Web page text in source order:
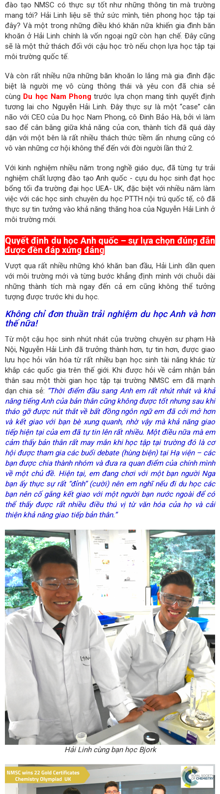
đào tạo NMSC có thực sự tốt như những thông tin mà trường
mang tới? Hải Linh liệu sẽ thử sức mình, tiên phong học tập tại
đây? Và một trong những điều khó khăn nữa khiến gia đình băn
khoăn ở Hải Linh chính là vốn ngoại ngữ còn hạn chế. Đây cũng
sẽ là một thử thách đối với cậu học trò nếu chọn lựa học tập tại
môi trường quốc tế.
Và còn rất nhiều nữa những băn khoăn lo lắng mà gia đình đặc
biệt là người mẹ vô cùng thông thái và yêu con đã chia sẻ
cùng Du học Nam Phong trước lựa chọn mang tính quyết định
tương lai cho Nguyễn Hải Linh. Đây thực sự là một “case” cân
não với CEO của Du học Nam Phong, cô Đinh Bảo Hà, bởi vì làm
sao để cân bằng giữa khả năng của con, thành tích đã quá dày
dặn với một bên là rất nhiều thách thức tiềm ẩn nhưng cũng có
vô vàn những cơ hội không thể đến với đời người lần thứ 2.
Với kinh nghiệm nhiều năm trong nghề giáo dục, đã từng tự trải
nghiệm chất lượng đào tạo Anh quốc - cựu du học sinh đạt học
bổng tối đa trường đại học UEA- UK, đặc biệt với nhiều năm làm
việc với các học sinh chuyên du học PTTH nội trú quốc tế, cô đã
thực sự tin tưởng vào khả năng thăng hoa của Nguyễn Hải Linh ở
môi trường mới.
Quyết định du học Anh quốc – sự lựa chọn đúng đắn
được đền đáp xứng đáng
Vượt qua rất nhiều những khó khăn ban đầu, Hải Linh dần quen
với môi trường mới và từng bước khẳng định mình với chuỗi dài
những thành tích mà ngay đến cả em cũng không thể tưởng
tượng được trước khi du học.
Không chỉ đơn thuần trải nghiệm du học Anh và hơn
thế nữa!
Từ một cậu học sinh nhút nhát của trường chuyên sư phạm Hà
Nội, Nguyễn Hải Linh đã trưởng thành hơn, tự tin hơn, được giao
lưu học hỏi văn hóa từ rất nhiều bạn học sinh tài năng khác từ
khắp các quốc gia trên thế giới. Khi được hỏi về cảm nhận bản
thân sau một thời gian học tập tại trường NMSC em đã mạnh
dạn chia sẻ: “Thời điểm đầu sang Anh em rất nhút nhát và khả
năng tiếng Anh của bản thân cũng không được tốt nhưng sau khi
tháo gỡ được nút thắt về bất đồng ngôn ngữ em đã cởi mở hơn
và kết giao với bạn bè xung quanh, nhờ vậy mà khả năng giao
tiếp hiện tại của em đã tự tin lên rất nhiều. Một điều nữa mà em
cảm thấy bản thân rất may mắn khi học tập tại trường đó là cơ
hội được tham gia các buổi debate (hùng biện) tại Hạ viện – các
bạn được chia thành nhóm và đưa ra quan điểm của chính mình
về một chủ đề. Hiện tại, em đang chơi với một bạn người Nga
bạn ấy thực sự rất “đỉnh” (cười) nên em nghĩ nếu đi du học các
bạn nên cố gắng kết giao với một người bạn nước ngoài để có
thể thấy được rất nhiều điều thú vị từ văn hóa của họ và cải
thiện khả năng giao tiếp bản thân.”
Hải Linh cùng bạn học Bjork